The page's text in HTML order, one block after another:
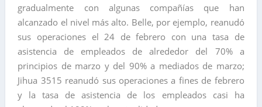
gradualmente con algunas compañías que han
alcanzado el nivel más alto. Belle, por ejemplo, reanudó
sus operaciones el 24 de febrero con una tasa de
asistencia de empleados de alrededor del 70% a
principios de marzo y del 90% a mediados de marzo;
Jihua 3515 reanudó sus operaciones a fines de febrero
y la tasa de asistencia de los empleados casi ha